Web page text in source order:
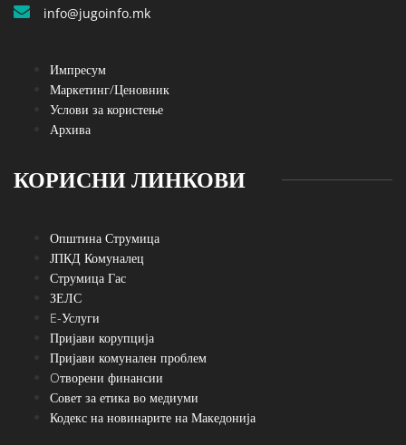
info@jugoinfo.mk
Импресум
Маркетинг/Ценовник
Услови за користење
Архива
КОРИСНИ ЛИНКОВИ
Општина Струмица
ЈПКД Комуналец
Струмица Гас
ЗЕЛС
E-Услуги
Пријави корупција
Пријави комунален проблем
Oтворени финансии
Совет за етика во медиуми
Кодекс на новинарите на Македонија